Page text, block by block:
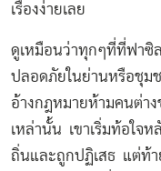
เรื่องง่ายเลย
ดูเหมือนว่าทุกๆที่ที่ฟาซิ
ปลอดภัยในย่านหรือชุม
อ้างกฎหมายห้ามคนต่า
เหล่านั้น เขาเริ่มท้อใจ
ถิ่นและถูกปฏิเสธ แต่ท้า